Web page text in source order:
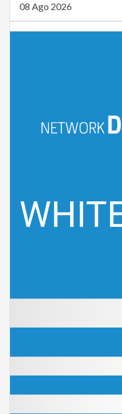
08 Ago 2026